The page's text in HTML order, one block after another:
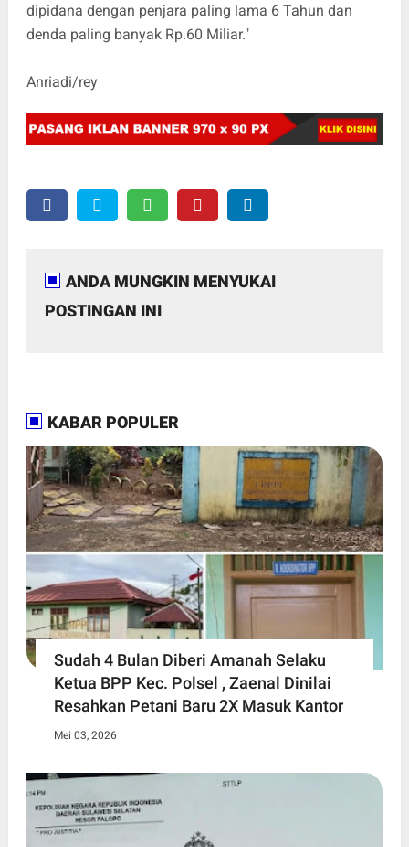
dipidana dengan penjara paling lama 6 Tahun dan
denda paling banyak Rp.60 Miliar."
Anriadi/rey
ANDA MUNGKIN MENYUKAI
POSTINGAN INI
KABAR POPULER
Sudah 4 Bulan Diberi Amanah Selaku
Ketua BPP Kec. Polsel , Zaenal Dinilai
Resahkan Petani Baru 2X Masuk Kantor
Mei 03, 2026